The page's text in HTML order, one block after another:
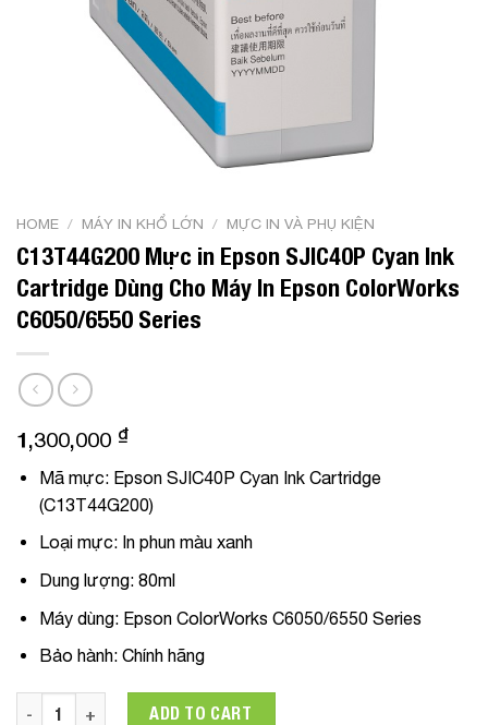
HOME / MÁY IN KHỔ LỚN / MỰC IN VÀ PHỤ KIỆN
C13T44G200 Mực in Epson SJIC40P Cyan Ink
Cartridge Dùng Cho Máy In Epson ColorWorks
C6050/6550 Series
1,300,000 ₫
Mã mực: Epson SJIC40P Cyan Ink Cartridge
(C13T44G200)
Loại mực:In phun màu xanh
Dung lượng:80ml
Máy dùng:Epson ColorWorks C6050/6550 Series
Bảo hành:Chính hãng
C13T44G200 Mực in Epson SJIC40P Cyan Ink Cartridge
ADD TO CART